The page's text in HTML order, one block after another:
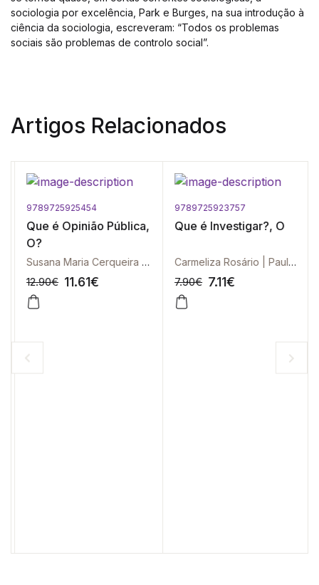
sociologia por excelência, Park e Burges, na sua introdução à
ciência da sociologia, escreveram: “Todos os problemas
sociais são problemas de controlo social”.
Artigos Relacionados
9789725925454
Que é Opinião Pública,
O?
Susana Maria Cerqueira Borges | Rudimar Baldissera | Emerson Urizzi Cervi | Gabriel Herkenhoff Coelho Moura
12.90€ 11.61€
-10%
9789725923757
Que é Investigar?, O
Carmeliza Rosário | Paulo Granjo | Carlos Serra
7.90€ 7.11€